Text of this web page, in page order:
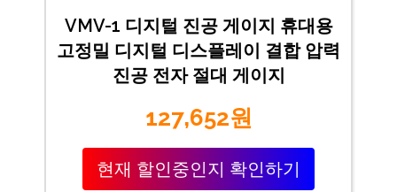
VMV-1 디지털 진공 게이지 휴대용
고정밀 디지털 디스플레이 결합 압력
진공 전자 절대 게이지
127,652원
현재 할인중인지 확인하기